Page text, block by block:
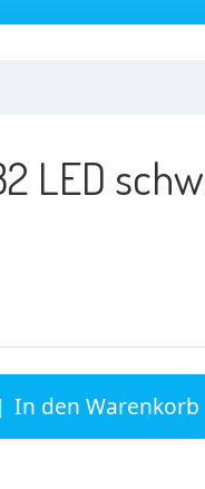
LED
In den Warenkorb